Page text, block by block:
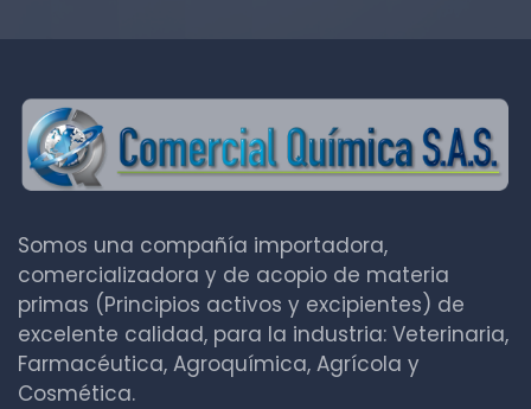
Somos una compañía importadora,
comercializadora y de acopio de materia
primas (Principios activos y excipientes) de
excelente calidad, para la industria: Veterinaria,
Farmacéutica, Agroquímica, Agrícola y
Cosmética.